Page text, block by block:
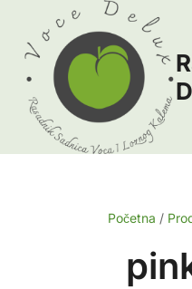
content
Početna /